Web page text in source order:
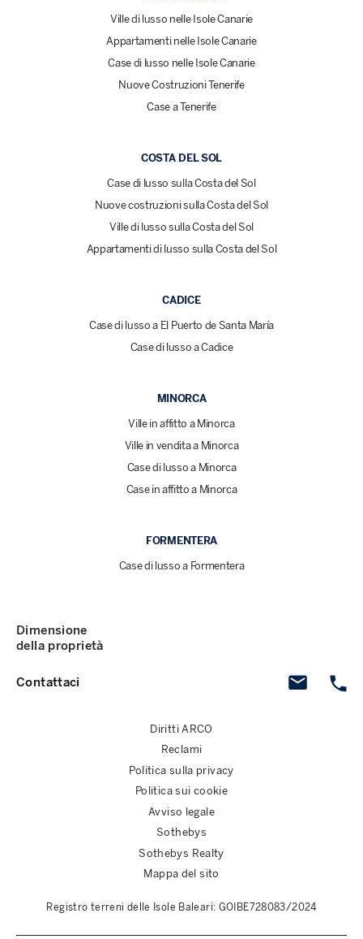
Ville di lusso nelle Isole Canarie
Appartamenti nelle Isole Canarie
Case di lusso nelle Isole Canarie
Nuove Costruzioni Tenerife
Case a Tenerife
COSTA DEL SOL
Case di lusso sulla Costa del Sol
Nuove costruzioni sulla Costa del Sol
Ville di lusso sulla Costa del Sol
Appartamenti di lusso sulla Costa del Sol
CADICE
Case di lusso a El Puerto de Santa María
Case di lusso a Cadice
MINORCA
Ville in affitto a Minorca
Ville in vendita a Minorca
Case di lusso a Minorca
Case in affitto a Minorca
FORMENTERA
Case di lusso a Formentera
Contattaci
Dimensione
della proprietà
Diritti ARCO
Reclami
Politica sulla privacy
Politica sui cookie
Avviso legale
Sothebys
Sothebys Realty
Mappa del sito
Registro terreni delle Isole Baleari: GOIBE728083/2024